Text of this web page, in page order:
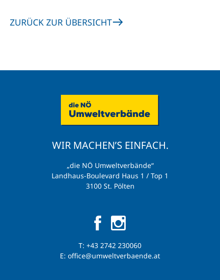
ZURÜCK ZUR ÜBERSICHT
WIR MACHEN’S EINFACH.
„die NÖ Umweltverbände“
Landhaus-Boulevard Haus 1 / Top 1
3100 St. Pölten
T: +43 2742 230060
E: office@umweltverbaende.at